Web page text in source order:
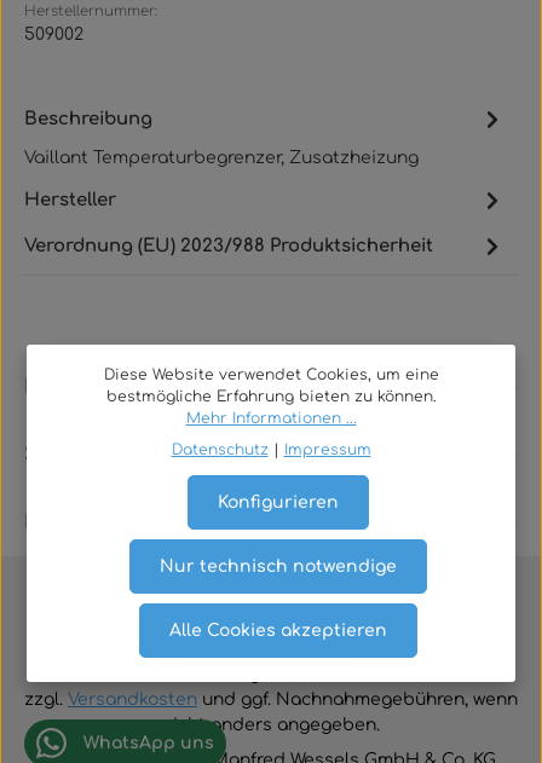
Herstellernummer:
509002
Beschreibung
Vaillant Temperaturbegrenzer, Zusatzheizung
Hersteller
Verordnung (EU) 2023/988 Produktsicherheit
Rechtliches
Service
Vertrag widerrufen
zzgl. Versandkosten und ggf. Nachnahmegebühren, wenn
nicht anders angegeben.
WhatsApp uns
Diese Website verwendet Cookies, um eine
bestmögliche Erfahrung bieten zu können.
Mehr Informationen ...
Datenschutz
Impressum
Nur technisch notwendige
Konfigurieren
Alle Cookies akzeptieren